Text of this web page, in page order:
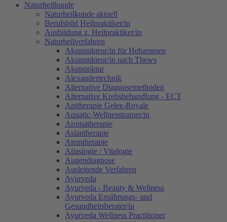
Naturheilkunde
Naturheilkunde aktuell
Berufsbild Heilpraktiker/in
Ausbildung z. Heilpraktiker/in
Naturheilverfahren
Akupunkteur/in für Hebammen
Akupunkteur/in nach Thews
Akupunktur
Alexandertechnik
Alternative Diagnosemethoden
Alternative Krebsbehandlung - ECT
Apitherapie Gelee-Royale
Aquatic-Wellnesstrainer/in
Aromatherapie
Aslantherapie
Atemtherapie
Atlaslogie / Vitalogie
Augendiagnose
Ausleitende Verfahren
Ayurveda
Ayurveda - Beauty & Wellness
Ayurveda Ernährungs- und
Gesundheitsberater/in
Ayurveda Wellness Practitioner